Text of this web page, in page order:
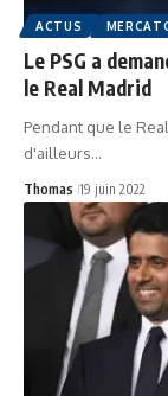
ACTUS
Le PSG a
le Real Madrid
Pendant que le
d'ailleurs…
Thomas 19 juin 2022